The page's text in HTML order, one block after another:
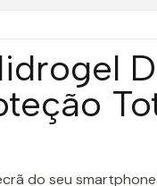
do seu